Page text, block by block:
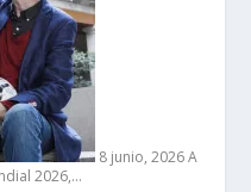
8 junio, 2026 A
2026,…